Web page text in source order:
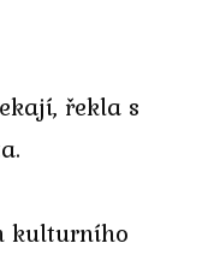
řekla s
kulturního